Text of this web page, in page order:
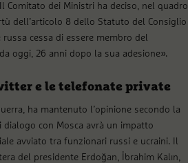
Comitato dei Ministri ha deciso, nel quadro
dell’articolo 8 dello Statuto del Consiglio
russa cessa di essere membro del
oggi, 26 anni dopo la sua adesione».
e le telefonate private
ha mantenuto l’opinione secondo la
dialogo con Mosca avrà un impatto
avviato tra funzionari russi e ucraini. Il
del presidente Erdoğan, İbrahim Kalın,